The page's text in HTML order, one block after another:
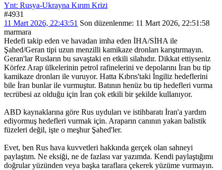
Ynt: Rusya-Ukrayna Kırım Krizi
#4931
11 Mart 2026, 22:43:51 Son düzenlenme: 11 Mart 2026, 22:51:58
marmara
Hedefi takip eden ve havadan imha eden İHA/SİHA ile
Şahed/Geran tipi uzun menzilli kamikaze dronları karıştırmayın.
Geran'lar Rusların bu savaştaki en etkili silahıdır. Dikkat ettiyseniz
Körfez Arap ülkelerinin petrol rafinelerini ve depolarını İran bu tip
kamikaze dronları ile vuruyor. Hatta Kıbrıs'taki İngiliz hedeflerini
bile İran bunlar ile vurmuştur. Batının henüz bu tip hedefleri vurma
tecrübesi az olduğu için İran çok etkili bir şekilde kullanıyor.
ABD kaynaklarına göre Rus uyduları ve istihbaratı İran'a yardım
ediyormuş hedefleri vurmak için. Araparın canının yakan balistik
füzeleri değil, işte o meşhur Şahed'ler.
Evet, ben Rus hava kuvvetleri hakkında gerçek olan sahneyi
paylaştım. Ne eksiği, ne de fazlası var yazımda. Kendi paylaştığımı
doğrular yüzünden veya başka taraflara çekerek yüzüme vurmayın.